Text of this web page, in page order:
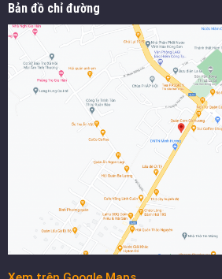
Bản đồ chỉ đường